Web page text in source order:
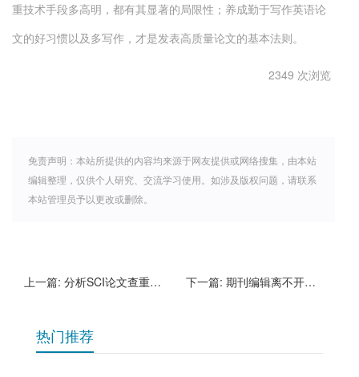
重技术手段多高明，都有其显著的局限性；养成勤于写作英语论
文的好习惯以及多写作，才是发表高质量论文的基本法则。
2349 次浏览
免责声明：本站所提供的内容均来源于网友提供或网络搜集，由本站
编辑整理，仅供个人研究、交流学习使用。如涉及版权问题，请联系
本站管理员予以更改或删除。
上一篇: 分析SCI论文查重报告中的重复率/相似度 下一篇: 期刊编辑离不开论文检测查重软件
热门推荐